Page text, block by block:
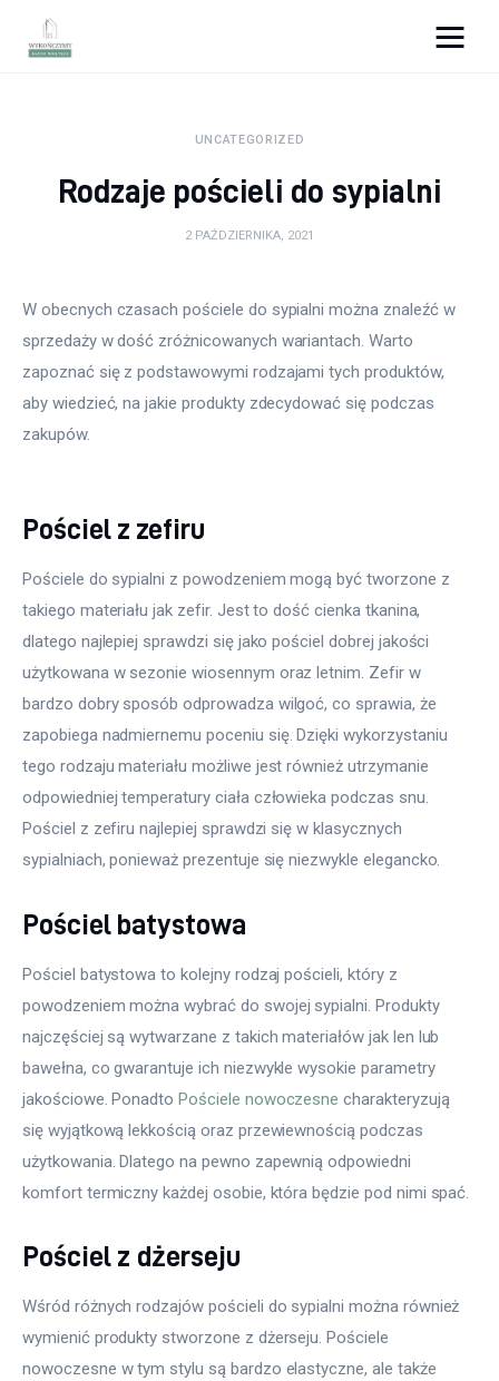
Porady wnętrzarskie
Remont
Łazienka
Salon
UNCATEGORIZED
Rodzaje pościeli do sypialni
2 PAŹDZIERNIKA, 2021
W obecnych czasach pościele do sypialni można znaleźć w
sprzedaży w dość zróżnicowanych wariantach. Warto
zapoznać się z podstawowymi rodzajami tych produktów,
aby wiedzieć, na jakie produkty zdecydować się podczas
zakupów.
Pościel z zefiru
Pościele do sypialni z powodzeniem mogą być tworzone z
takiego materiału jak zefir. Jest to dość cienka tkanina,
dlatego najlepiej sprawdzi się jako pościel dobrej jakości
użytkowana w sezonie wiosennym oraz letnim. Zefir w
bardzo dobry sposób odprowadza wilgoć, co sprawia, że
zapobiega nadmiernemu poceniu się. Dzięki wykorzystaniu
tego rodzaju materiału możliwe jest również utrzymanie
odpowiedniej temperatury ciała człowieka podczas snu.
Pościel z zefiru najlepiej sprawdzi się w klasycznych
sypialniach, ponieważ prezentuje się niezwykle elegancko.
Pościel batystowa
Pościel batystowa to kolejny rodzaj pościeli, który z
powodzeniem można wybrać do swojej sypialni. Produkty
najczęściej są wytwarzane z takich materiałów jak len lub
bawełna, co gwarantuje ich niezwykle wysokie parametry
jakościowe. Ponadto Pościele nowoczesne charakteryzują
się wyjątkową lekkością oraz przewiewnością podczas
użytkowania. Dlatego na pewno zapewnią odpowiedni
komfort termiczny każdej osobie, która będzie pod nimi spać.
Pościel z dżerseju
Wśród różnych rodzajów pościeli do sypialni można również
wymienić produkty stworzone z dżerseju. Pościele
nowoczesne w tym stylu są bardzo elastyczne, ale także